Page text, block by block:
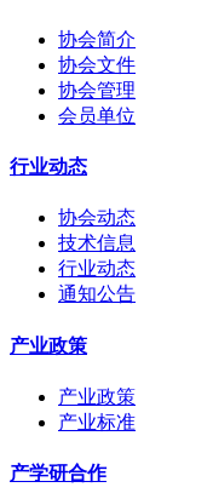
协会简介
协会文件
协会管理
会员单位
行业动态
协会动态
技术信息
行业动态
通知公告
产业政策
产业政策
产业标准
产学研合作